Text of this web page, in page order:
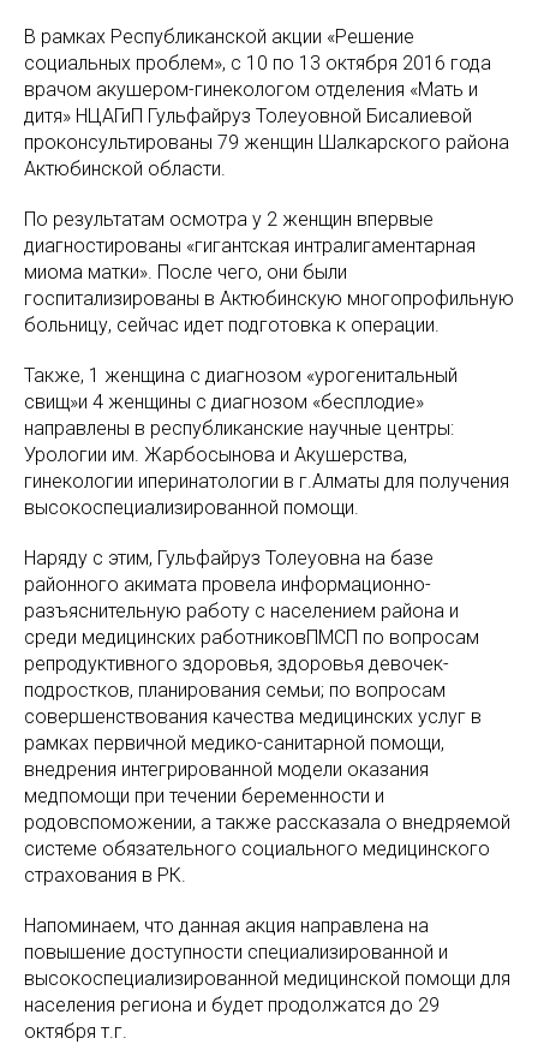
В рамках Республиканской акции «Решение
социальных проблем», с 10 по 13 октября 2016 года
врачом акушером-гинекологом отделения «Мать и
дитя» НЦАГиП Гульфайруз Толеуовной Бисалиевой
проконсультированы 79 женщин Шалкарского района
Актюбинской области.
По результатам осмотра у 2 женщин впервые
диагностированы «гигантская интралигаментарная
миома матки». После чего, они были
госпитализированы в Актюбинскую многопрофильную
больницу, сейчас идет подготовка к операции.
Также, 1 женщина с диагнозом «урогенитальный
свищ»и 4 женщины с диагнозом «бесплодие»
направлены в республиканские научные центры:
Урологии им. Жарбосынова и Акушерства,
гинекологии иперинатологии в г.Алматы для получения
высокоспециализированной помощи.
Наряду с этим, Гульфайруз Толеуовна на базе
районного акимата провела информационно-
разъяснительную работу с населением района и
среди медицинских работниковПМСП по вопросам
репродуктивного здоровья, здоровья девочек-
подростков, планирования семьи; по вопросам
совершенствования качества медицинских услуг в
рамках первичной медико-санитарной помощи,
внедрения интегрированной модели оказания
медпомощи при течении беременности и
родовспоможении, а также рассказала о внедряемой
системе обязательного социального медицинского
страхования в РК.
Напоминаем, что данная акция направлена на
повышение доступности специализированной и
высокоспециализированной медицинской помощи для
населения региона и будет продолжатся до 29
октября т.г.